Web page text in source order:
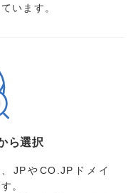
います。
ら選択
JPやCO.JPドメイ
。